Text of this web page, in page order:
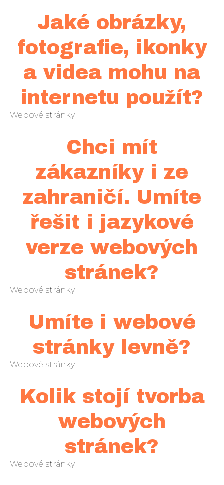
Jaké obrázky,
fotografie, ikonky
a videa mohu na
internetu použít?
Webové stránky
Chci mít
zákazníky i ze
zahraničí. Umíte
řešit i jazykové
verze webových
stránek?
Webové stránky
Umíte i webové
stránky levně?
Webové stránky
Kolik stojí tvorba
webových
stránek?
Webové stránky